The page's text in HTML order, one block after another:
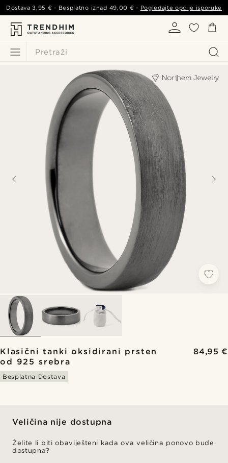
Pretraži
Dostava3,95 € - Besplatno iznad 49,00 € - Pogledajte opcije isporuke
Klasični tanki oksidirani prsten
od 925 srebra
84,95 €
Besplatna Dostava
Veličina nije dostupna
Želite li biti obaviješteni kada ova veličina ponovo bude
dostupna?